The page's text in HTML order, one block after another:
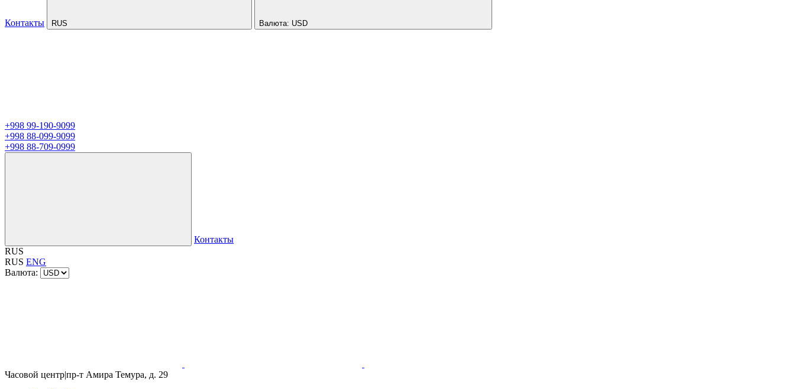
Контакты RUS Валюта: USD
+998 99-190-9099
+998 88-099-9099
+998 88-709-0999
Контакты
RUS
RUS ENG
Валюта:
Часовой центр|пр-т Амира Темура, д. 29